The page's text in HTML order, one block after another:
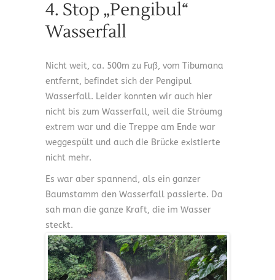
4. Stop „Pengibul“
Wasserfall
Nicht weit, ca. 500m zu Fuß, vom Tibumana
entfernt, befindet sich der Pengipul
Wasserfall. Leider konnten wir auch hier
nicht bis zum Wasserfall, weil die Ströumg
extrem war und die Treppe am Ende war
weggespült und auch die Brücke existierte
nicht mehr.
Es war aber spannend, als ein ganzer
Baumstamm den Wasserfall passierte. Da
sah man die ganze Kraft, die im Wasser
steckt.